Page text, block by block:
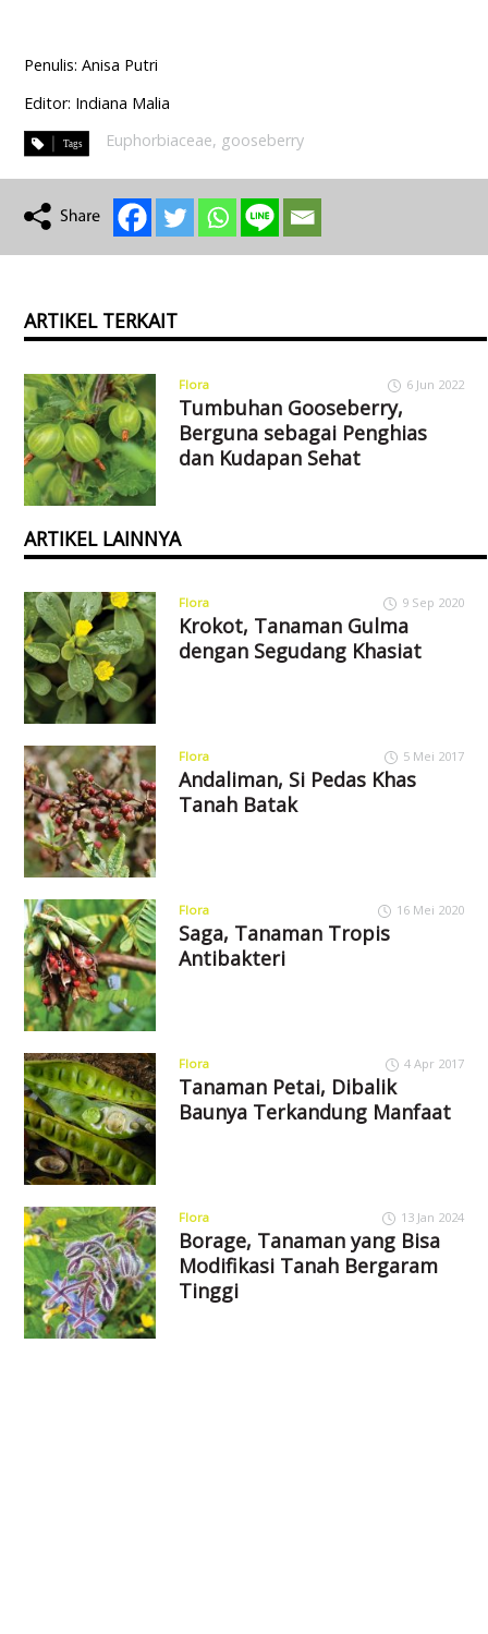
Penulis: Anisa Putri
Editor: Indiana Malia
Euphorbiaceae, gooseberry
ARTIKEL TERKAIT
Flora 6 Jun 2022
Tumbuhan Gooseberry,
Berguna sebagai Penghias
dan Kudapan Sehat
ARTIKEL LAINNYA
Flora 9 Sep 2020
Krokot, Tanaman Gulma
dengan Segudang Khasiat
Flora 5 Mei 2017
Andaliman, Si Pedas Khas
Tanah Batak
Flora 16 Mei 2020
Saga, Tanaman Tropis
Antibakteri
Flora 4 Apr 2017
Tanaman Petai, Dibalik
Baunya Terkandung Manfaat
Flora 13 Jan 2024
Borage, Tanaman yang Bisa
Modifikasi Tanah Bergaram
Tinggi